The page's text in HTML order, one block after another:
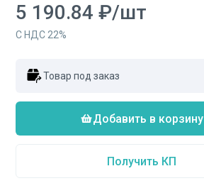
5 190.84 ₽/шт
С НДС 22%
Товар под заказ
Добавить в корзину
Получить КП